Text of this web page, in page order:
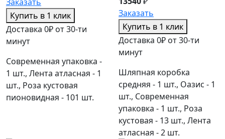
Купить в 1 клик
Доставка 0₽ от 30-ти
минут
Современная упаковка -
1 шт., Лента атласная - 1
шт., Роза кустовая
пионовидная - 101 шт.
Заказать
Купить в 1 клик
Доставка 0₽ от 30-ти
минут
Шляпная коробка
средняя - 1 шт., Оазис - 1
шт., Современная
упаковка - 1 шт., Роза
кустовая - 13 шт., Лента
атласная - 2 шт.